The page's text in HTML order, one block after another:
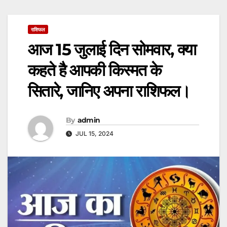
राशिफल
आज 15 जुलाई दिन सोमवार, क्या
कहते है आपकी किस्मत के
सितारे, जानिए अपना राशिफल।
By admin
JUL 15, 2024